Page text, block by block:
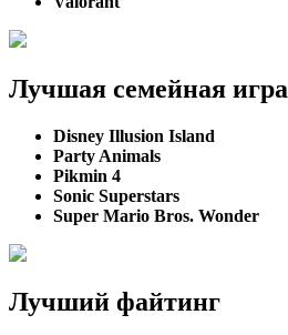
Лучшая семейная игра
Disney Illusion Island
Party Animals
Pikmin 4
Sonic Superstars
Super Mario Bros. Wonder
Лучший файтинг